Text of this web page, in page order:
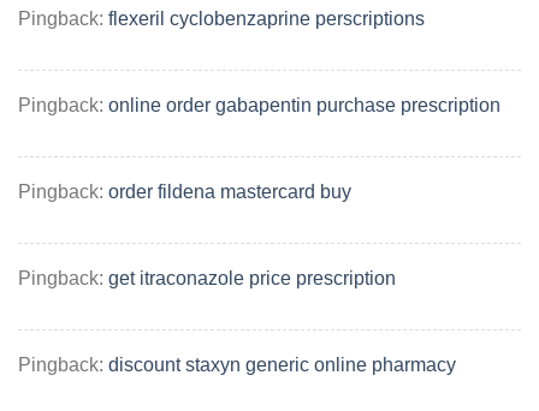
Pingback: flexeril cyclobenzaprine perscriptions
Pingback: online order gabapentin purchase prescription
Pingback: order fildena mastercard buy
Pingback: get itraconazole price prescription
Pingback: discount staxyn generic online pharmacy